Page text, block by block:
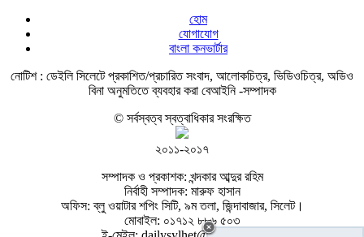
হোম
যোগাযোগ
বাংলা কনভার্টার
নোটিশ : ডেইলি সিলেটে প্রকাশিত/প্রচারিত সংবাদ, আলোকচিত্র, ভিডিওচিত্র, অডিও
বিনা অনুমতিতে ব্যবহার করা বেআইনি -সম্পাদক
© সর্বস্বত্ব স্বত্বাধিকার সংরক্ষিত
২০১১-২০১৭
সম্পাদক ও প্রকাশক: খন্দকার আব্দুর রহিম
নির্বাহী সম্পাদক: মারুফ হাসান
অফিস: ব্লু ওয়াটার শপিং সিটি, ৯ম তলা, জিন্দাবাজার, সিলেট।
মোবাইল: ০১৭১২ ৮৮৬ ৫০৩